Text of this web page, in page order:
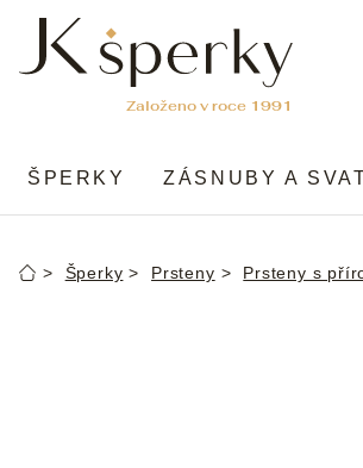
obsah
ŠPERKY ZÁSNUBY A
DomůŠperky Prsteny Prsteny s